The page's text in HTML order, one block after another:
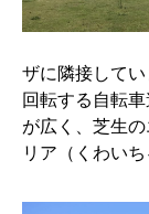
ザに隣接してい
回転する自転
が広く、芝生
リア（くわい